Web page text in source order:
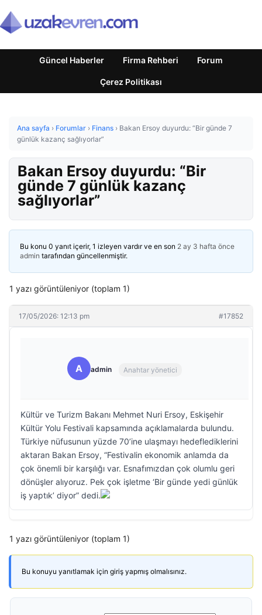
Güncel Haberler Firma Rehberi Forum
Çerez Politikası
Ana sayfa › Forumlar › Finans › Bakan Ersoy duyurdu: “Bir günde 7
günlük kazanç sağlıyorlar”
Bakan Ersoy duyurdu: “Bir
günde 7 günlük kazanç
sağlıyorlar”
Bu konu 0 yanıt içerir, 1 izleyen vardır ve en son 2 ay 3 hafta önce
admin tarafından güncellenmiştir.
1 yazı görüntüleniyor (toplam 1)
17/05/2026: 12:13 pm #17852
A admin Anahtar yönetici
Kültür ve Turizm Bakanı Mehmet Nuri Ersoy, Eskişehir
Kültür Yolu Festivali kapsamında açıklamalarda bulundu.
Türkiye nüfusunun yüzde 70’ine ulaşmayı hedeflediklerini
aktaran Bakan Ersoy, “Festivalin ekonomik anlamda da
çok önemli bir karşılığı var. Esnafımızdan çok olumlu geri
dönüşler alıyoruz. Pek çok işletme ‘Bir günde yedi günlük
iş yaptık’ diyor” dedi.
1 yazı görüntüleniyor (toplam 1)
Bu konuyu yanıtlamak için giriş yapmış olmalısınız.